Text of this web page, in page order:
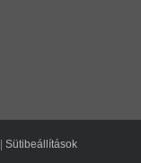
Sütibeállítások